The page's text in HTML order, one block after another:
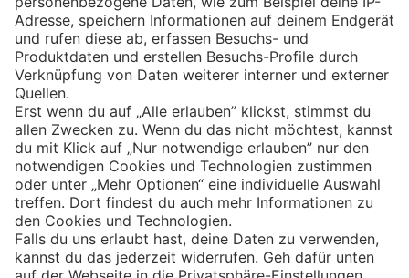
Eishockey
Impressum